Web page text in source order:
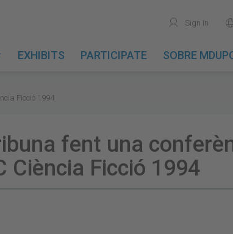
user Sign in
EXHIBITS PARTICIPATE SOBRE
Ficció 1994
fent una
Ciència Ficció 1994